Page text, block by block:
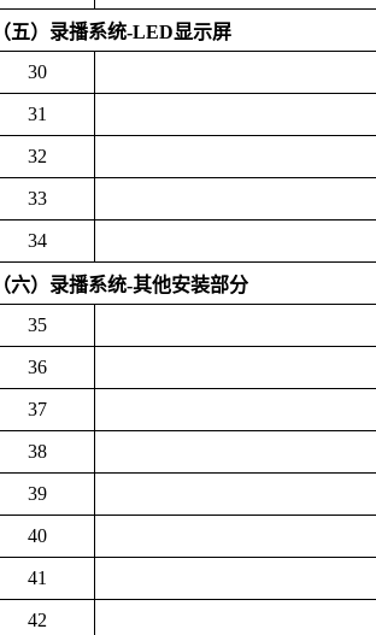
（五）录播系统-LED显示屏
30
31
32
33
34
（六）录播系统-其他安装部分
35
36
37
38
39
40
41
42